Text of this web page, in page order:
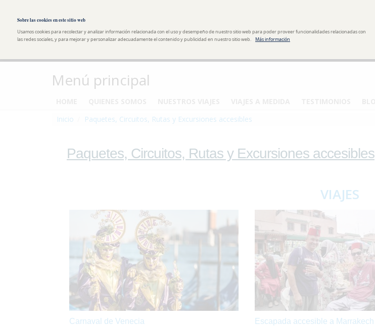
Sobre las cookies en este sitio web
Usamos cookies para recolectar y analizar información relacionada con el uso y desempeño de nuestro sitio web para poder proveer funcionalidades relacionadas con
las redes sociales, y para mejorar y personalizar adecuadamente el contenido y publicidad en nuestro sitio web.
Más información
Menú principal
Inicio
Paquetes, Circuitos, Rutas y Excursiones accesibles
Paquetes, Circuitos, Rutas y Excursiones accesibles
VIAJES
Carnaval de Venecia Escapada accesible a Marrakech